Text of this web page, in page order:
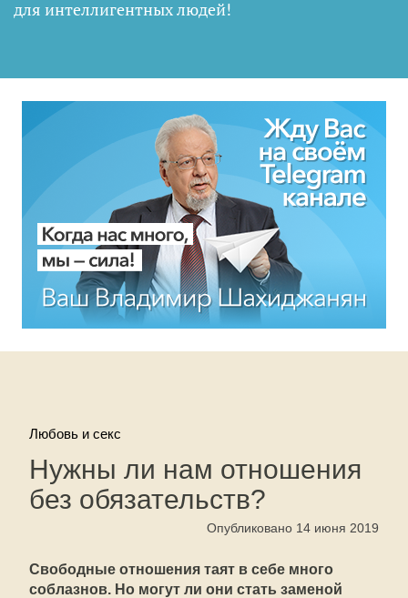
для интеллигентных людей!
Любовь и секс
Нужны ли нам отношения
без обязательств?
Опубликовано 14 июня 2019
Свободные отношения таят в себе много
соблазнов. Но могут ли они стать заменой